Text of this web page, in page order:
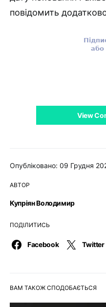
Опубліковано: 09 Грудня
АВТОР
Купріян Володимир
ПОДІЛИТИСЬ
Facebook Twitter
повідомить
View
ВАМ ТАКОЖ СПОДОБАЄТЬСЯ